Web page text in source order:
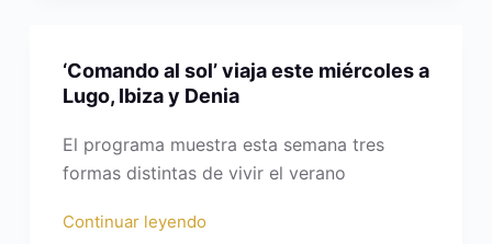
‘Comando al sol’ viaja este miércoles a
Lugo, Ibiza y Denia
El programa muestra esta semana tres
formas distintas de vivir el verano
Continuar leyendo